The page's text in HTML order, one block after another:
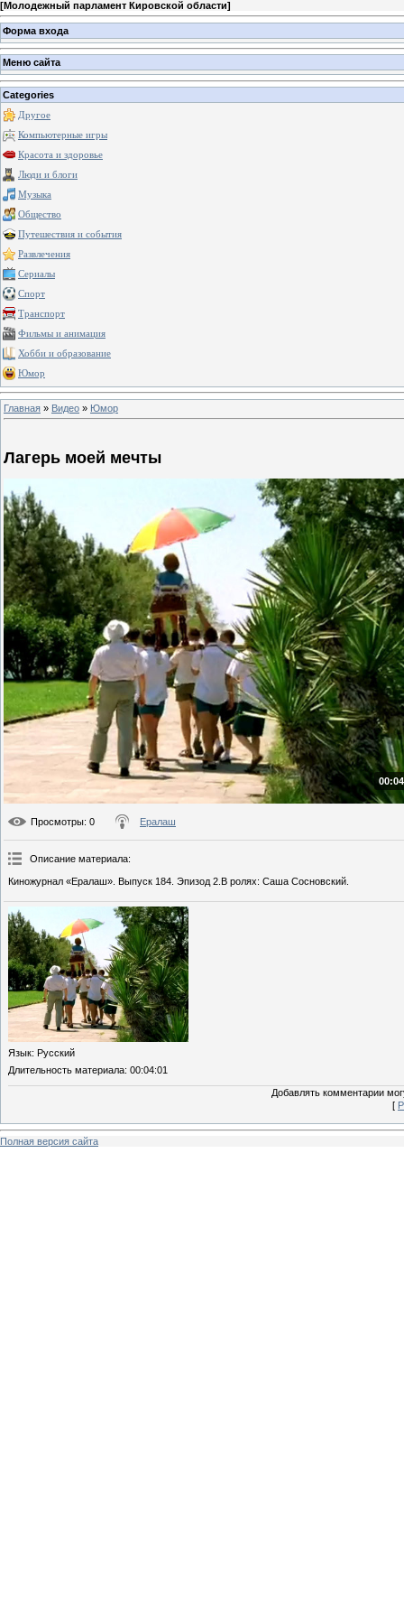
[Молодежный парламент Кировской области]
Форма входа
Меню сайта
Categories
Другое
Компьютерные игры
Красота и здоровье
Люди и блоги
Музыка
Общество
Путешествия и события
Развлечения
Сериалы
Спорт
Транспорт
Фильмы и анимация
Хобби и образование
Юмор
Главная » Видео » Юмор
Лагерь моей мечты
Просмотры: 0 Ералаш
Описание материала:
Киножурнал «Ералаш». Выпуск 184. Эпизод 2.В ролях: Саша Сосновский.
Язык: Русский
Длительность материала: 00:04:01
Добавлять комментарии
[
Полная версия сайта